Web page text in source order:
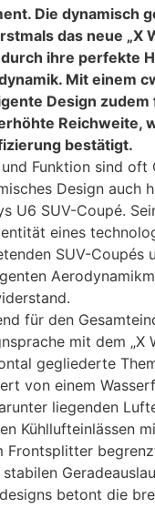
Die dynamisch
das neue „X
ihre perfekte
Mit einem
Design
Reichweite,
bestätigt.
Funktion sind oft
Design auch
U6 SUV-Coupé.
eines
SUV-Coupés
für den
mit dem „X
gegliederte
von einem
liegenden
Kühllufteinlässen
Frontsplitter
stabilen
betont die